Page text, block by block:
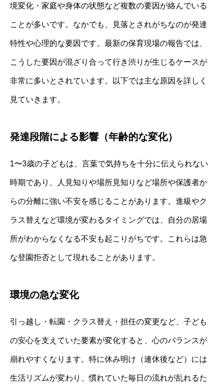
境変化・家庭や身体の状態など複数の要因が絡んでいる
ことが多いです。なかでも、見落とされがちなのが発達
特性や心理的な要因です。最新の保育現場の報告では、
こうした要因が混ざり合って行き渋りが生じるケースが
非常に多いとされています。以下では主な原因を詳しく
見ていきます。
発達段階による影響（年齢的な変化）
1〜3歳の子どもは、言葉で気持ちを十分に伝えられない
時期であり、人見知りや場所見知りなど場所や保護者か
らの分離に強い不安を感じることがあります。進級やク
ラス替えなど環境が変わるタイミングでは、自分の居場
所がわからなくなる不安も起こりがちです。これらは急
な登園拒否として現れることがあります。
環境の急な変化
引っ越し・転園・クラス替え・担任の変更など、子ども
の安心を支えていた要素が変化すると、心のバランスが
崩れやすくなります。特に休み明け（連休後など）には
生活リズムが変わり、慣れていた毎日の流れが乱れるた